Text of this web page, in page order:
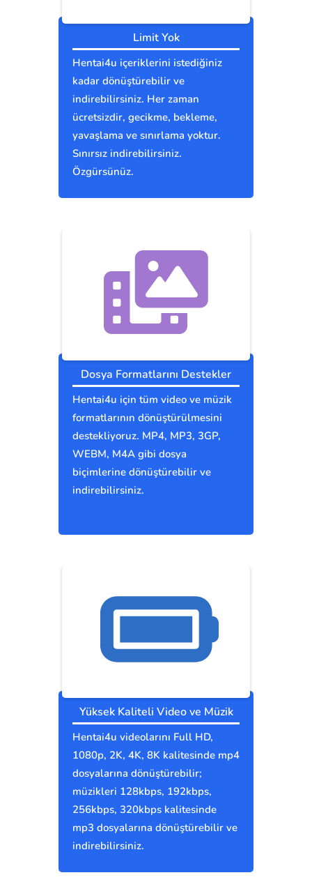
Limit Yok
Hentai4u içeriklerini istediğiniz
kadar dönüştürebilir ve
indirebilirsiniz. Her zaman
ücretsizdir, gecikme, bekleme,
yavaşlama ve sınırlama yoktur.
Sınırsız indirebilirsiniz.
Özgürsünüz.
Dosya Formatlarını Destekler
Hentai4u için tüm video ve müzik
formatlarının dönüştürülmesini
destekliyoruz. MP4, MP3, 3GP,
WEBM, M4A gibi dosya
biçimlerine dönüştürebilir ve
indirebilirsiniz.
Yüksek Kaliteli Video ve Müzik
Hentai4u videolarını Full HD,
1080p, 2K, 4K, 8K kalitesinde mp4
dosyalarına dönüştürebilir;
müzikleri 128kbps, 192kbps,
256kbps, 320kbps kalitesinde
mp3 dosyalarına dönüştürebilir ve
indirebilirsiniz.